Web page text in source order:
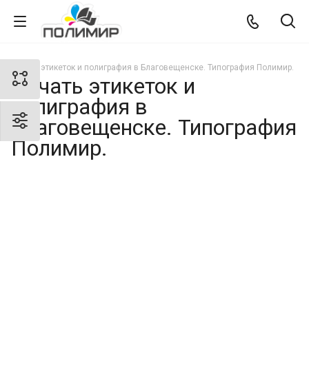
Печать этикеток и полиграфия в Благовещенске. Типография Полимир.
Печать этикеток и
полиграфия в
Благовещенске. Типография
Полимир.